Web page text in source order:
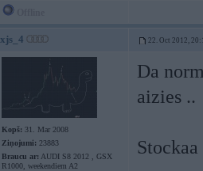
xjs_4 22. Oct 2012,
Kopš: 31. Mar 2008
Ziņojumi: 23883
Braucu ar: AUDI S8 2012 , GSX
R1000, weekendiem A2
Da
aizies ..